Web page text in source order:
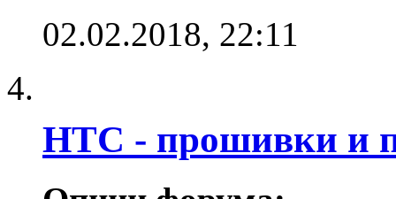
02.02.2018, 22:11
HTC - прошивки и